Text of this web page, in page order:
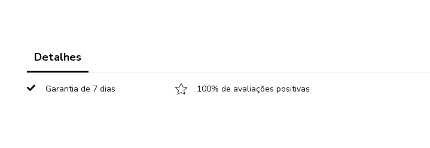
Detalhes
Garantia de 7 dias 100% de avaliações positivas